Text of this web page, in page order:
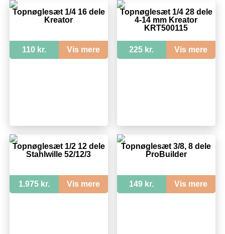
Topnøglesæt 1/4 16 dele
Kreator
110 kr. Vis mere
Topnøglesæt 1/4 28 dele
4-14 mm Kreator
KRT500115
225 kr. Vis mere
Topnøglesæt 1/2 12 dele
Stahlwille 52/12/3
1.975 kr. Vis mere
Topnøglesæt 3/8, 8 dele
ProBuilder
149 kr. Vis mere